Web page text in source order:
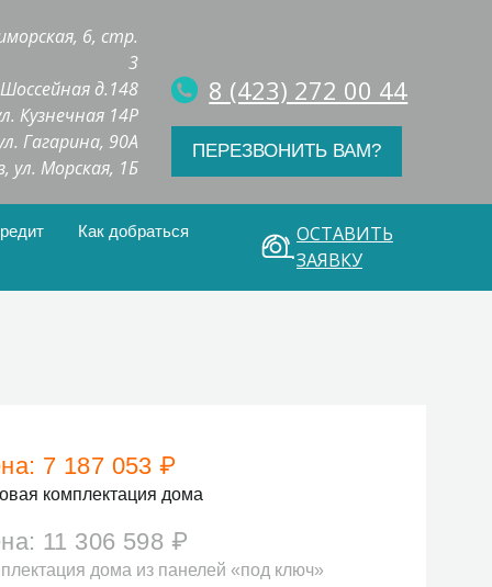
6, стр.
3
д.148
Кузнечная 14Р
Гагарина, 90А
ул. Морская, 1Б
8 (423) 272 00 44
ПЕРЕЗВОНИТЬ ВАМ?
Как добраться
ОСТАВИТЬ
ЗАЯВКУ
7 187 053 ₽
комплектация дома
11 306 598 ₽
дома из панелей «под ключ»